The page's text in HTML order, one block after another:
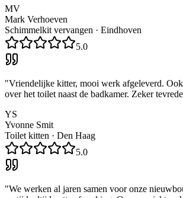
MV
Mark Verhoeven
Schimmelkit vervangen · Eindhoven
5.0
"Vriendelijke kitter, mooi werk afgeleverd. Ook
over het toilet naast de badkamer. Zeker
YS
Yvonne Smit
Toilet kitten · Den Haag
5.0
"We werken al jaren samen voor onze